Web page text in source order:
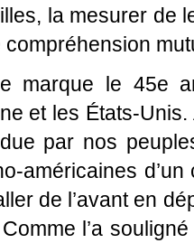
la mesurer de
marque le 45e
et les États-
par nos
américaines
de l’avant en
l’a